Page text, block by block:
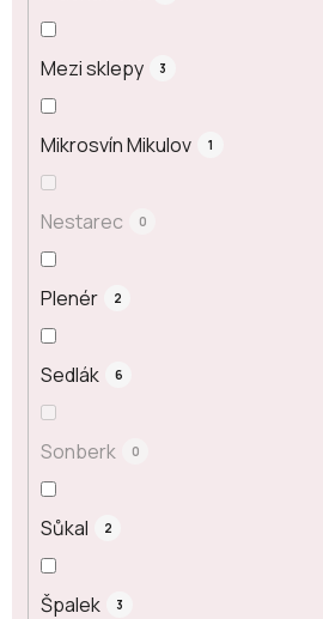
Mezi sklepy 3
Mikrosvín Mikulov 1
Nestarec 0
Plenér 2
Sedlák 6
Sonberk 0
Sůkal 2
Špalek 3